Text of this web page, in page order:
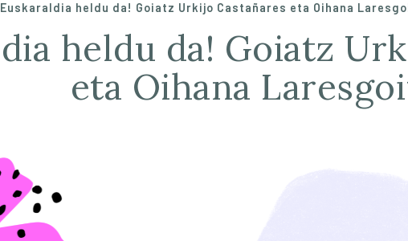
Euskaraldia heldu da! Goiatz Urkijo Castañares eta Oihana
eta Oihana